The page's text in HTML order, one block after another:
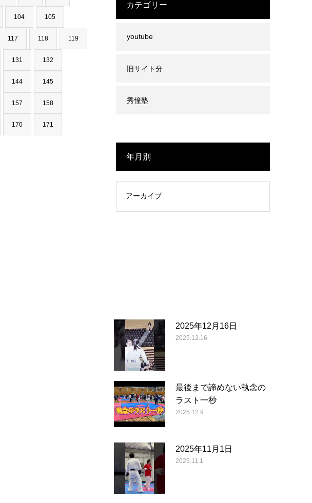
104 105
117 118 119
131 132
144 145
157 158
170 171
カテゴリー
youtube
旧サイト分
秀憧塾
年月別
2025年12月16日
2025.12.16
最後まで諦めない執念の
ラスト一秒
2025.12.9
2025年11月1日
2025.11.1